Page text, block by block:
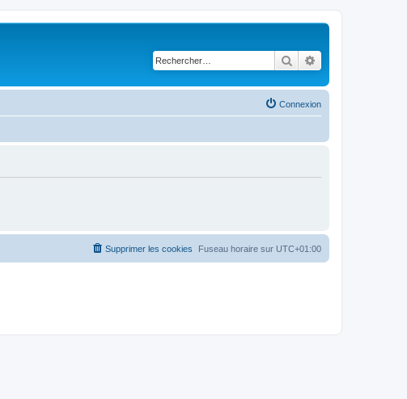
Rechercher
Connexion
Fuseau horaire sur UTC+01:00
Supprimer les cookies